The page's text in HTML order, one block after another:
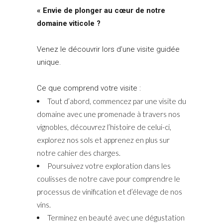
« Envie de plonger au cœur de notre
domaine viticole ?
Venez le découvrir lors d’une visite guidée
unique.
Ce que comprend votre visite :
Tout d’abord, commencez par une visite du
domaine avec une promenade à travers nos
vignobles, découvrez l’histoire de celui-ci,
explorez nos sols et apprenez en plus sur
notre cahier des charges.
Poursuivez votre exploration dans les
coulisses de notre cave pour comprendre le
processus de vinification et d’élevage de nos
vins.
Terminez en beauté avec une dégustation